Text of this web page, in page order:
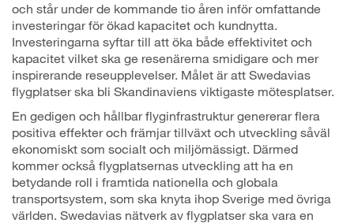
och står under de kommande tio åren inför omfattande
investeringar för ökad kapacitet och kundnytta.
Investeringarna syftar till att öka både effektivitet och
kapacitet vilket ska ge resenärerna smidigare och mer
inspirerande reseupplevelser. Målet är att Swedavias
flygplatser ska bli Skandinaviens viktigaste mötesplatser.
En gedigen och hållbar flyginfrastruktur genererar flera
positiva effekter och främjar tillväxt och utveckling såväl
ekonomiskt som socialt och miljömässigt. Därmed
kommer också flygplatsernas utveckling att ha en
betydande roll i framtida nationella och globala
transportsystem, som ska knyta ihop Sverige med övriga
världen. Swedavias nätverk av flygplatser ska vara en